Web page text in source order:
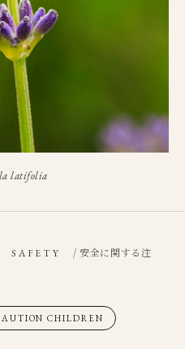
latifolia
SAFETY
/ 安全に関する注
CHILDREN